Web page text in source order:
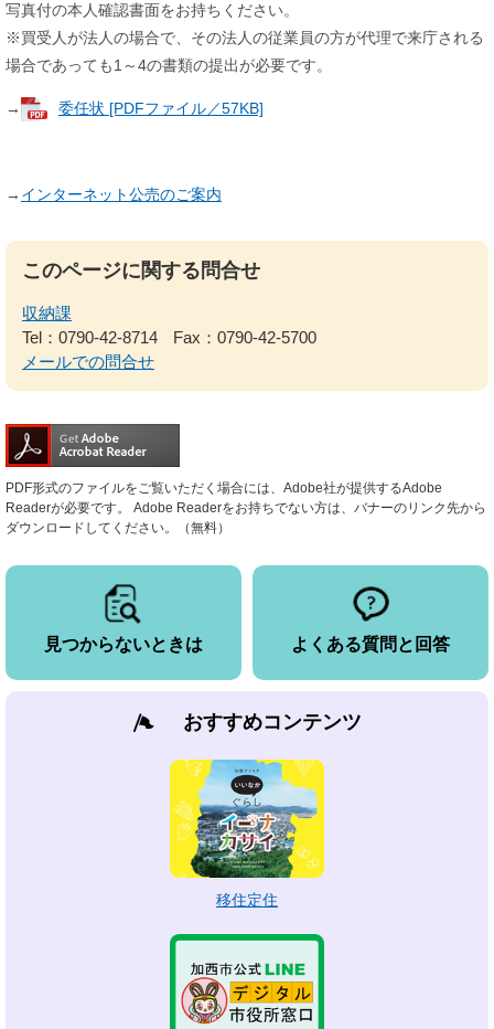
写真付の本人確認書面をお持ちください。
※買受人が法人の場合で、その法人の従業員の方が代理で来庁される
場合であっても1～4の書類の提出が必要です。
→ 委任状 [PDFファイル／57KB]
→ インターネット公売のご案内
このページに関する問合せ
収納課
Tel：0790-42-8714
Fax：0790-42-5700
メールでの問合せ
PDF形式のファイルをご覧いただく場合には、Adobe社が提供するAdobe
Readerが必要です。
Adobe Readerをお持ちでない方は、バナーのリンク先から
ダウンロードしてください。（無料）
見つからないときは よくある質問と回答
おすすめコンテンツ
移住定住